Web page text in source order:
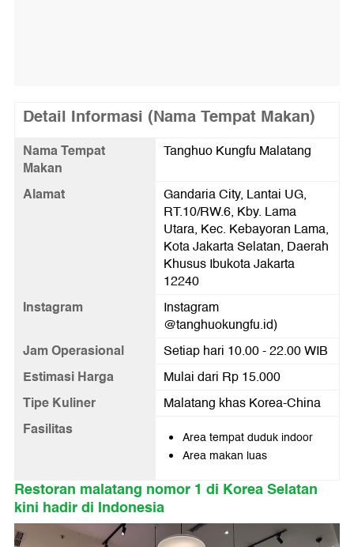
Detail Informasi (Nama Tempat Makan)
Nama Tempat
Makan
Tanghuo Kungfu Malatang
Alamat
Gandaria City, Lantai UG,
RT.10/RW.6, Kby. Lama
Utara, Kec. Kebayoran Lama,
Kota Jakarta Selatan, Daerah
Khusus Ibukota Jakarta
12240
Instagram
Instagram
@tanghuokungfu.id)
Jam Operasional Setiap hari 10.00 - 22.00 WIB
Estimasi Harga Mulai dari Rp 15.000
Tipe Kuliner Malatang khas Korea-China
Fasilitas
Area tempat duduk indoor
Area makan luas
Restoran malatang nomor 1 di Korea Selatan
kini hadir di Indonesia